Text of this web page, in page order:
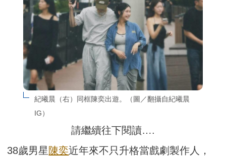
紀曦晨（右）同框陳奕出遊。（圖／翻攝自紀曦晨
IG）
請繼續往下閱讀….
38歲男星陳奕近年來不只升格當戲劇製作人，